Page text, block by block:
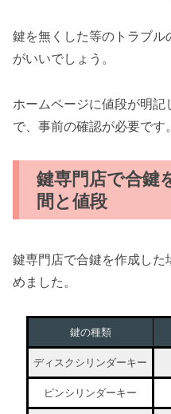
鍵を無くした等のトラブ
がいいでしょう。
ホームページに値段が明
で、事前の確認が必要です。
鍵専門店で合鍵
間と値段
鍵専門店で合鍵を作成した
めました。
鍵の種類
ディスクシリンダーキー
ピンシリンダーキー